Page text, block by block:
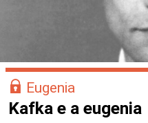
Eugenia
Kafka e a eugenia